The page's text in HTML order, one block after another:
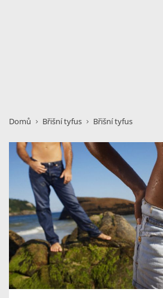
Domů Břišní tyfus Břišní tyfus